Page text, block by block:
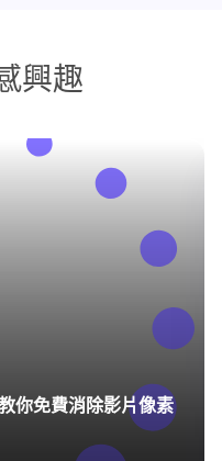
興趣
你免費消除影片像素